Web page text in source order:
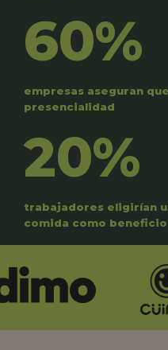
60%
empresas aseguran
presencialidad
20%
trabajadores eligirían
comida como beneficio